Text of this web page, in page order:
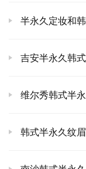
半永久定妆和
吉安半永久韩
维尔秀韩式半
韩式半永久纹